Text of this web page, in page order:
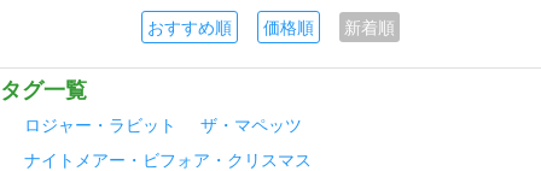
おすすめ順 価格順 新着順
タグ一覧
ロジャー・ラビット
ザ・マペッツ
ナイトメアー・ビフォア・クリスマス